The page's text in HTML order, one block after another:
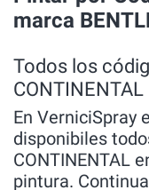
marca
Todos los
CONTINENTAL
En VerniciSpray
disponibiles
CONTINENTAL
pintura.